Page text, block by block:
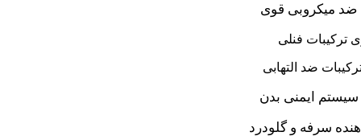
میکروبی قوی
ترکیبات فنلی
ضد التهابی
ایمنی بدن
سرفه و گلودرد